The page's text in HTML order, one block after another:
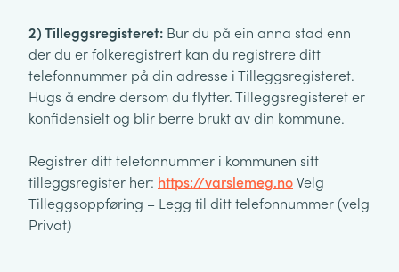
2) Tilleggsregisteret: Bur du på ein anna stad enn
der du er folkeregistrert kan du registrere ditt
telefonnummer på din adresse i Tilleggsregisteret.
Hugs å endre dersom du flytter. Tilleggsregisteret er
konfidensielt og blir berre brukt av din kommune.
Registrer ditt telefonnummer i kommunen sitt
tilleggsregister her: https://varslemeg.noVelg
Tilleggsoppføring – Legg til ditt telefonnummer (velg
Privat)